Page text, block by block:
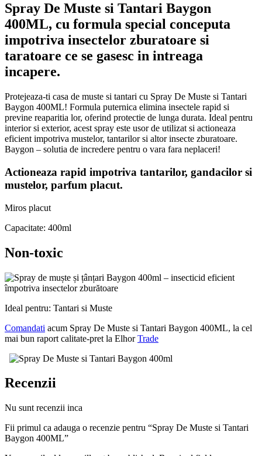
Spray De Muste si Tantari Baygon
400ML, cu formula special conceputa
impotriva insectelor zburatoare si
taratoare ce se gasesc in intreaga
incapere.
Protejeaza-ti casa de muste si tantari cu Spray De Muste si Tantari
Baygon 400ML! Formula puternica elimina insectele rapid si
previne reaparitia lor, oferind protectie de lunga durata. Ideal pentru
interior si exterior, acest spray este usor de utilizat si actioneaza
eficient impotriva mustelor, tantarilor si altor insecte zburatoare.
Baygon – solutia de incredere pentru o vara fara neplaceri!
Actioneaza rapid impotriva tantarilor, gandacilor si
mustelor, parfum placut.
Miros placut
Capacitate: 400ml
Non-toxic
Ideal pentru: Tantari si Muste
Comandati acum Spray De Muste si Tantari Baygon 400ML, la cel
mai bun raport calitate-pret la ElhorTrade
Recenzii
Nu sunt recenzii inca
Fii primul ca adauga o recenzie pentru “Spray De Muste si Tantari
Baygon 400ML”